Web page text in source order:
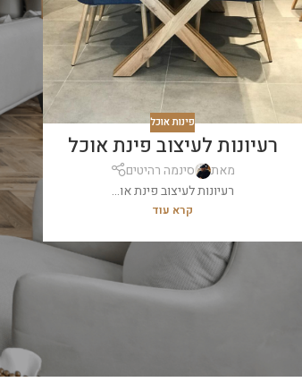
פינות אוכל
רעיונות לעיצוב פינת אוכל
מאת
סינמה רהיטים
רעיונות לעיצוב פינת או...
קרא עוד